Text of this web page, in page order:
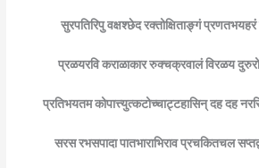
सुरपतिरिपु वक्षश्छेद रक्तोक्षिताङ्गं प्रणतभयहरं
प्रळयरवि कराळाकार रुक्चक्रवालं विरळय
प्रतिभयतम कोपात्त्युत्कटोच्चाट्टहासिन् दह दह
सरस रभसपादा पातभाराभिराव प्रचकितचल